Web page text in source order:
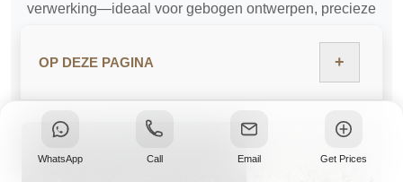
verwerking—ideaal voor gebogen ontwerpen, precieze
OP DEZE PAGINA +
WhatsApp Call Email Get Prices